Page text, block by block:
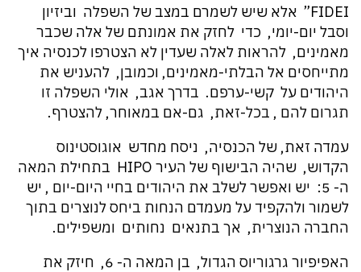
FIDEI” אלא שיש לשמרם במצב של השפלה וביזיון
וסבל יום-יומי, כדי לחזק את אמונתם של אלה שכבר
מאמינים, להראות לאלה שעדין לא הצטרפו לכנסיה איך
מתייחסים אל הבלתי-מאמינים, וכמובן, להעניש את
היהודים על קשי-ערפם. בדרך אגב, אולי השפלה זו
תגרום להם , בכל-זאת, גם-אם במאוחר, להצטרף.
עמדה זאת, של הכנסיה, ניסח מחדש אוגוסטינוס
הקדוש, שהיה הבישוף של העיר HIPO בתחילת המאה
ה- 5: יש ואפשר לשלב את היהודים בחיי היום-יום , יש
לשמור ולהקפיד על מעמדם הנחות ביחס לנוצרים בתוך
החברה הנוצרית, אך בתנאים נחותים ומשפילים.
האפיפיור גרגוריוס הגדול, בן המאה ה- 6, חיזק את